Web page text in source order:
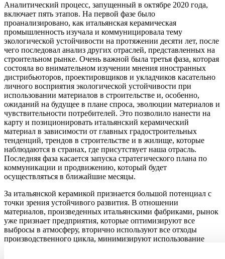
Аналитический процесс, запущенный в октябре 2020 года,
включает пять этапов. На первой фазе было
проанализировано, как итальянская керамическая
промышленность изучала и коммуницировала тему
экологической устойчивости на протяжении десяти лет, после
чего последовал анализ других отраслей, представленных на
строительном рынке. Очень важной была третья фаза, которая
состояла во внимательном изучении мнения иностранных
дистрибьюторов, проектировщиков и укладчиков касательно
личного восприятия экологической устойчивости при
использовании материалов в строительстве и, особенно,
ожиданий на будущее в плане спроса, эволюции материалов и
чувствительности потребителей. Это позволило нанести на
карту и позиционировать итальянский керамический
материал в зависимости от главных градостроительных
тенденций, трендов в строительстве и в жилище, которые
наблюдаются в странах, где присутствует наша отрасль.
Последняя фаза касается запуска стратегического плана по
коммуникации и продвижению, который будет
осуществляться в ближайшие месяцы.
За итальянской керамикой признается большой потенциал с
точки зрения устойчивого развития. В отношении
материалов, произведенных итальянскими фабриками, рынок
уже признает предприятия, которые оптимизируют все
выбросы в атмосферу, вторично используют все отходы
производственного цикла, минимизируют использование